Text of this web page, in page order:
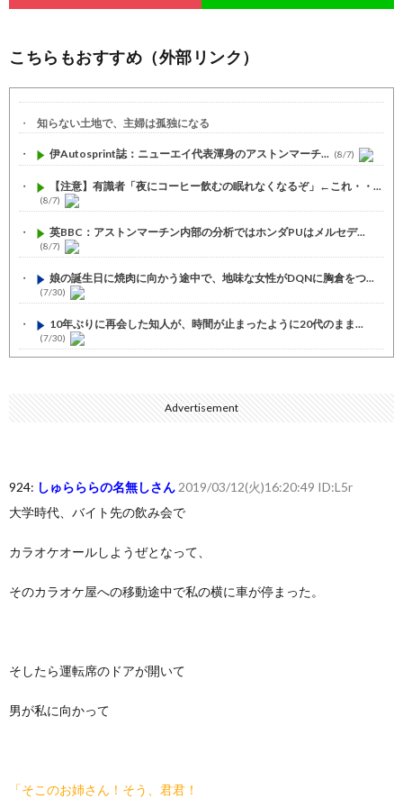
こちらもおすすめ（外部リンク）
知らない土地で、主婦は孤独になる
伊Autosprint誌：ニューエイ代表渾身のアストンマーチ... (8/7)
【注意】有識者「夜にコーヒー飲むの眠れなくなるぞ」←これ・・...
(8/7)
英BBC：アストンマーチン内部の分析ではホンダPUはメルセデ...
(8/7)
娘の誕生日に焼肉に向かう途中で、地味な女性がDQNに胸倉をつ...
(7/30)
10年ぶりに再会した知人が、時間が止まったように20代のまま...
(7/30)
娘の誕生日に焼肉に向かう途中で、地味な女性がDQNに胸倉をつ...
いきなり円高 (7/30)
人体の中身が左右非対称なのは繊毛が回転運動をして左側に流れが...
Advertisement
924: しゅらららの名無しさん 2019/03/12(火)16:20:49 ID:L5r
大学時代、バイト先の飲み会で
カラオケオールしようぜとなって、
そのカラオケ屋への移動途中で私の横に車が停まった。
そしたら運転席のドアが開いて
男が私に向かって
「そこのお姉さん！そう、君君！